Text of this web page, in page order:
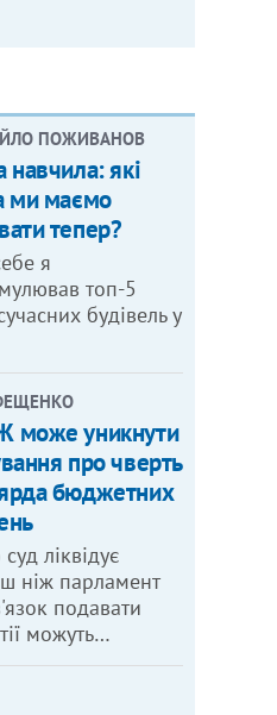
ПОЖИВАНОВ
навчила: які
ми маємо
тепер?
я
топ-5
будівель у
може уникнути
про чверть
бюджетних
ліквідує
ніж парламент
подавати
можуть…